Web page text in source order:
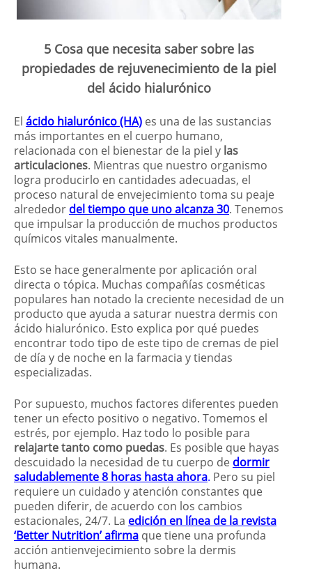
5 Cosa que necesita saber sobre las
propiedades de rejuvenecimiento de la piel
del ácido hialurónico
El ácido hialurónico (HA) es una de las sustancias
más importantes en el cuerpo humano,
relacionada con el bienestar de la piel y las
articulaciones. Mientras que nuestro organismo
logra producirlo en cantidades adecuadas, el
proceso natural de envejecimiento toma su peaje
alrededor del tiempo que uno alcanza 30. Tenemos
que impulsar la producción de muchos productos
químicos vitales manualmente.
Esto se hace generalmente por aplicación oral
directa o tópica. Muchas compañías cosméticas
populares han notado la creciente necesidad de un
producto que ayuda a saturar nuestra dermis con
ácido hialurónico. Esto explica por qué puedes
encontrar todo tipo de este tipo de cremas de piel
de día y de noche en la farmacia y tiendas
especializadas.
Por supuesto, muchos factores diferentes pueden
tener un efecto positivo o negativo. Tomemos el
estrés, por ejemplo. Haz todo lo posible para
relajarte tanto como puedas. Es posible que hayas
descuidado la necesidad de tu cuerpo de dormir
saludablemente 8 horas hasta ahora. Pero su piel
requiere un cuidado y atención constantes que
pueden diferir, de acuerdo con los cambios
estacionales, 24/7. La edición en línea de la revista
‘Better Nutrition’ afirma que tiene una profunda
acción antienvejecimiento sobre la dermis
humana.